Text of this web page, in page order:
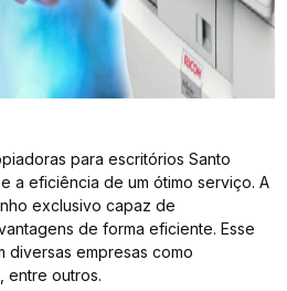
para escritórios Santo
a eficiência de um ótimo serviço. A
exclusivo capaz de
de forma eficiente. Esse
diversas empresas como
entre outros.